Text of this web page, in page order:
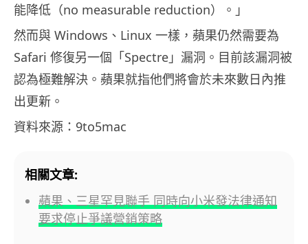
能降低（no measurable reduction）。」
然而與 Windows、Linux 一樣，蘋果仍然需要為
Safari 修復另一個「Spectre」漏洞。目前該漏洞被
認為極難解決。蘋果就指他們將會於未來數日內推
出更新。
資料來源：9to5mac
相關文章:
蘋果、三星罕見聯手 同時向小米發法律通知
要求停止爭議營銷策略